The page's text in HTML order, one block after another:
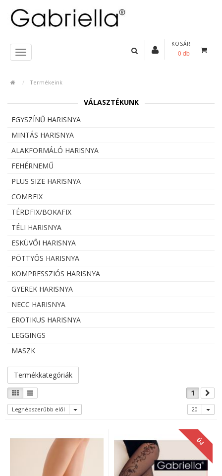
KOSÁR
0 db
Termékeink
VÁLASZTÉKUNK
EGYSZÍNŰ HARISNYA
MINTÁS HARISNYA
ALAKFORMÁLÓ HARISNYA
FEHÉRNEMŰ
PLUS SIZE HARISNYA
COMBFIX
TÉRDFIX/BOKAFIX
TÉLI HARISNYA
ESKÜVŐI HARISNYA
PÖTTYÖS HARISNYA
KOMPRESSZIÓS HARISNYA
GYEREK HARISNYA
NECC HARISNYA
EROTIKUS HARISNYA
LEGGINGS
MASZK
Termékkategóriák
1
Legnépszerűbb elől 20
ÚJ